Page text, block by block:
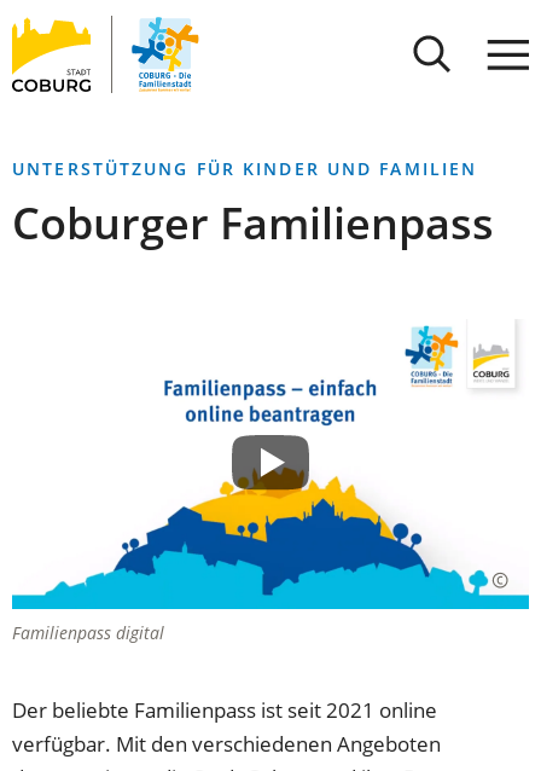
INHALT ANSPRINGEN
Stadt
Coburg
UNTERSTÜTZUNG FÜR KINDER UND FAMILIEN
Coburger Familienpass
Familienpass digital
Der beliebte Familienpass ist seit 2021 online
verfügbar. Mit den verschiedenen Angeboten